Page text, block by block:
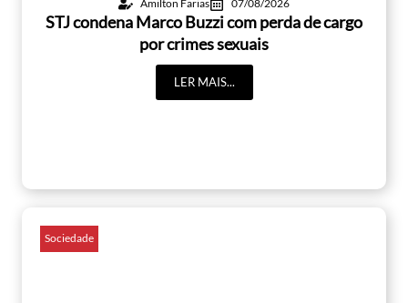
Amilton Farias 07/08/2026
STJ condena Marco Buzzi com perda de cargo
por crimes sexuais
LER MAIS...
Sociedade